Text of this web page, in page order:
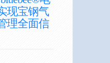
现宝钢气
理全面信